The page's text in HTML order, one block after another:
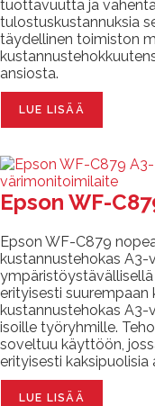
tuottavuutta ja
tulostuskustannuksia
täydellinen toimiston
ansiosta.
LUE LISÄÄ
Epson WF-
Epson WF-C879
kustannustehokas
ympäristöystävällisellä
erityisesti
kustannustehokas
isoille työryhmille.
soveltuu käyttöön,
erityisesti kaksipuolisia
LUE LISÄÄ